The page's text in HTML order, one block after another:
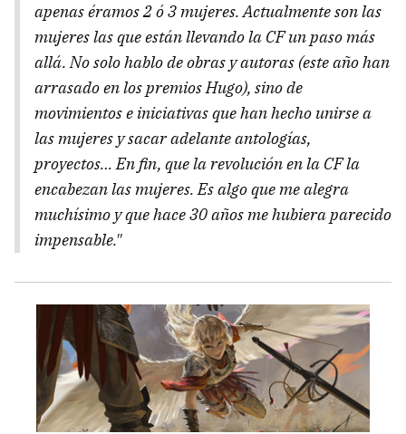
apenas éramos 2 ó 3 mujeres. Actualmente son las
mujeres las que están llevando la CF un paso más
allá. No solo hablo de obras y autoras (este año han
arrasado en los premios Hugo), sino de
movimientos e iniciativas que han hecho unirse a
las mujeres y sacar adelante antologías,
proyectos… En fin, que la revolución en la CF la
encabezan las mujeres. Es algo que me alegra
muchísimo y que hace 30 años me hubiera parecido
impensable."